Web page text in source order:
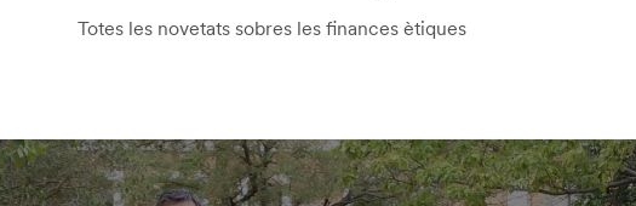
Totes les novetats sobres les finances ètiques